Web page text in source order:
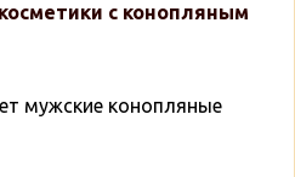
с конопляным